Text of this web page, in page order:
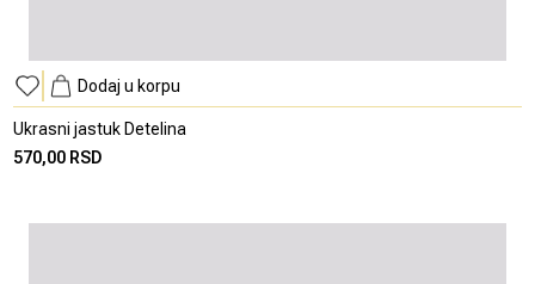
Dodaj u korpu
Ukrasni jastuk Detelina
570,00 RSD